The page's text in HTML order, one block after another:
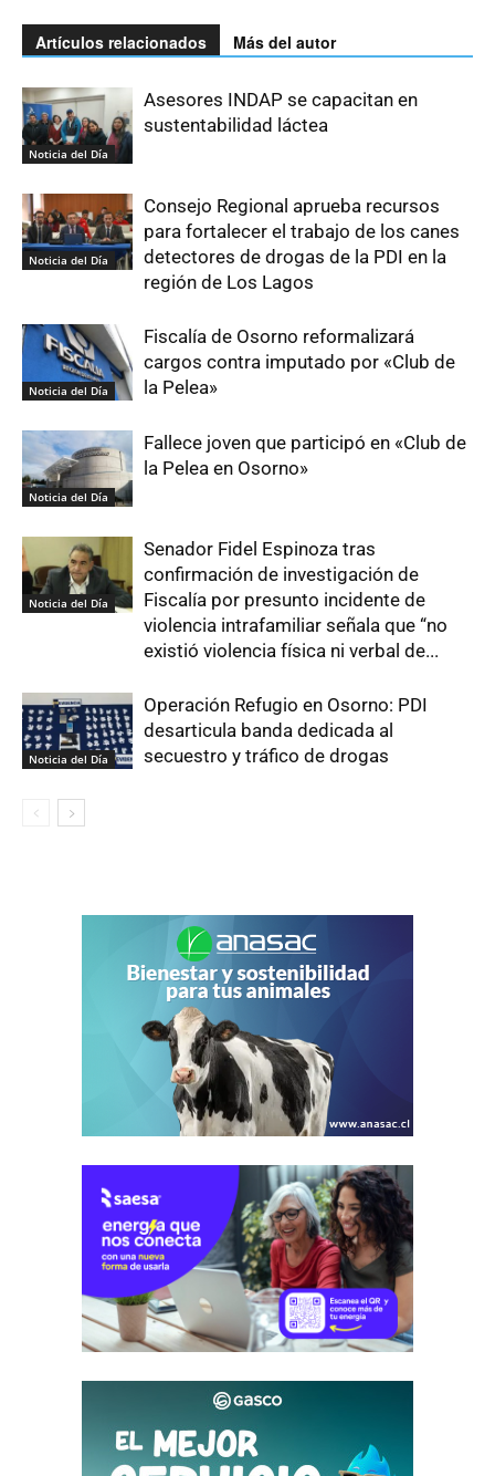
Artículos relacionados Más del autor
Noticia del Día
Asesores INDAP se capacitan en
sustentabilidad láctea
Noticia del Día
Consejo Regional aprueba recursos
para fortalecer el trabajo de los canes
detectores de drogas de la PDI en la
región de Los Lagos
Noticia del Día
Fiscalía de Osorno reformalizará
cargos contra imputado por «Club de
la Pelea»
Noticia del Día
Fallece joven que participó en «Club de
la Pelea en Osorno»
Noticia del Día
Senador Fidel Espinoza tras
confirmación de investigación de
Fiscalía por presunto incidente de
violencia intrafamiliar señala que “no
existió violencia física ni verbal de...
Noticia del Día
Operación Refugio en Osorno: PDI
desarticula banda dedicada al
secuestro y tráfico de drogas